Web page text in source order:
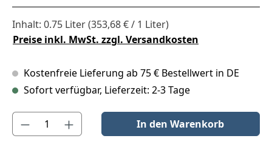
Inhalt: 0.75 Liter(353,68 € / 1 Liter)
Preise inkl. MwSt. zzgl. Versandkosten
Kostenfreie Lieferung ab 75 € Bestellwert in DE
Sofort verfügbar, Lieferzeit: 2-3 Tage
Produkt Anzahl: Gib den gewünschten Wert ein oder benutze
In den Warenkorb